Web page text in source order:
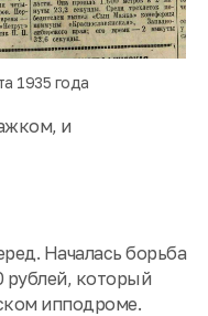
1935 года
и
Началась борьба
рублей, который
ипподроме.